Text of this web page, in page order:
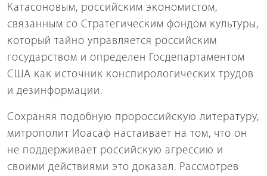
Катасоновым, российским экономистом,
связанным со Стратегическим фондом культуры,
который тайно управляется российским
государством и определен Госдепартаментом
США как источник конспирологических трудов
и дезинформации.
Сохраняя подобную пророссийскую литературу,
митрополит Иоасаф настаивает на том, что он
не поддерживает российскую агрессию и
своими действиями это доказал. Рассмотрев